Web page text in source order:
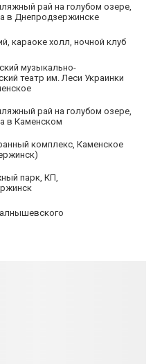
рай на голубом озере,
в Днепродзержинске
караоке холл, ночной клуб
музыкально-
театр им. Леси Украинки
рай на голубом озере,
в Каменском
комплекс, Каменское
парк, КП,